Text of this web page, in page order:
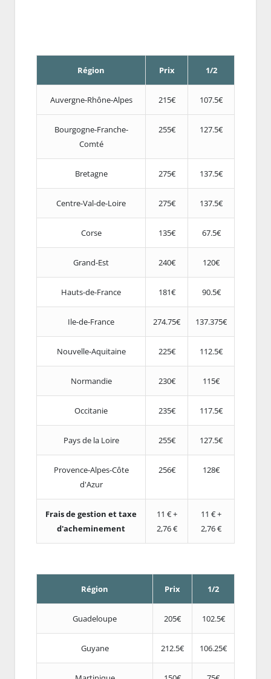
Région Prix 1/2
Auvergne-Rhône-Alpes 215€ 107.5€
Bourgogne-Franche-
Comté
255€ 127.5€
Bretagne 275€ 137.5€
Centre-Val-de-Loire 275€ 137.5€
Corse 135€ 67.5€
Grand-Est 240€ 120€
Hauts-de-France 181€ 90.5€
Ile-de-France 274.75€ 137.375€
Nouvelle-Aquitaine 225€ 112.5€
Normandie 230€ 115€
Occitanie 235€ 117.5€
Pays de la Loire 255€ 127.5€
Provence-Alpes-Côte
d'Azur
256€ 128€
Frais de gestion et taxe
d'acheminement
11 € +
2,76 €
11 € +
2,76 €
Région Prix 1/2
Guadeloupe 205€ 102.5€
Guyane 212.5€ 106.25€